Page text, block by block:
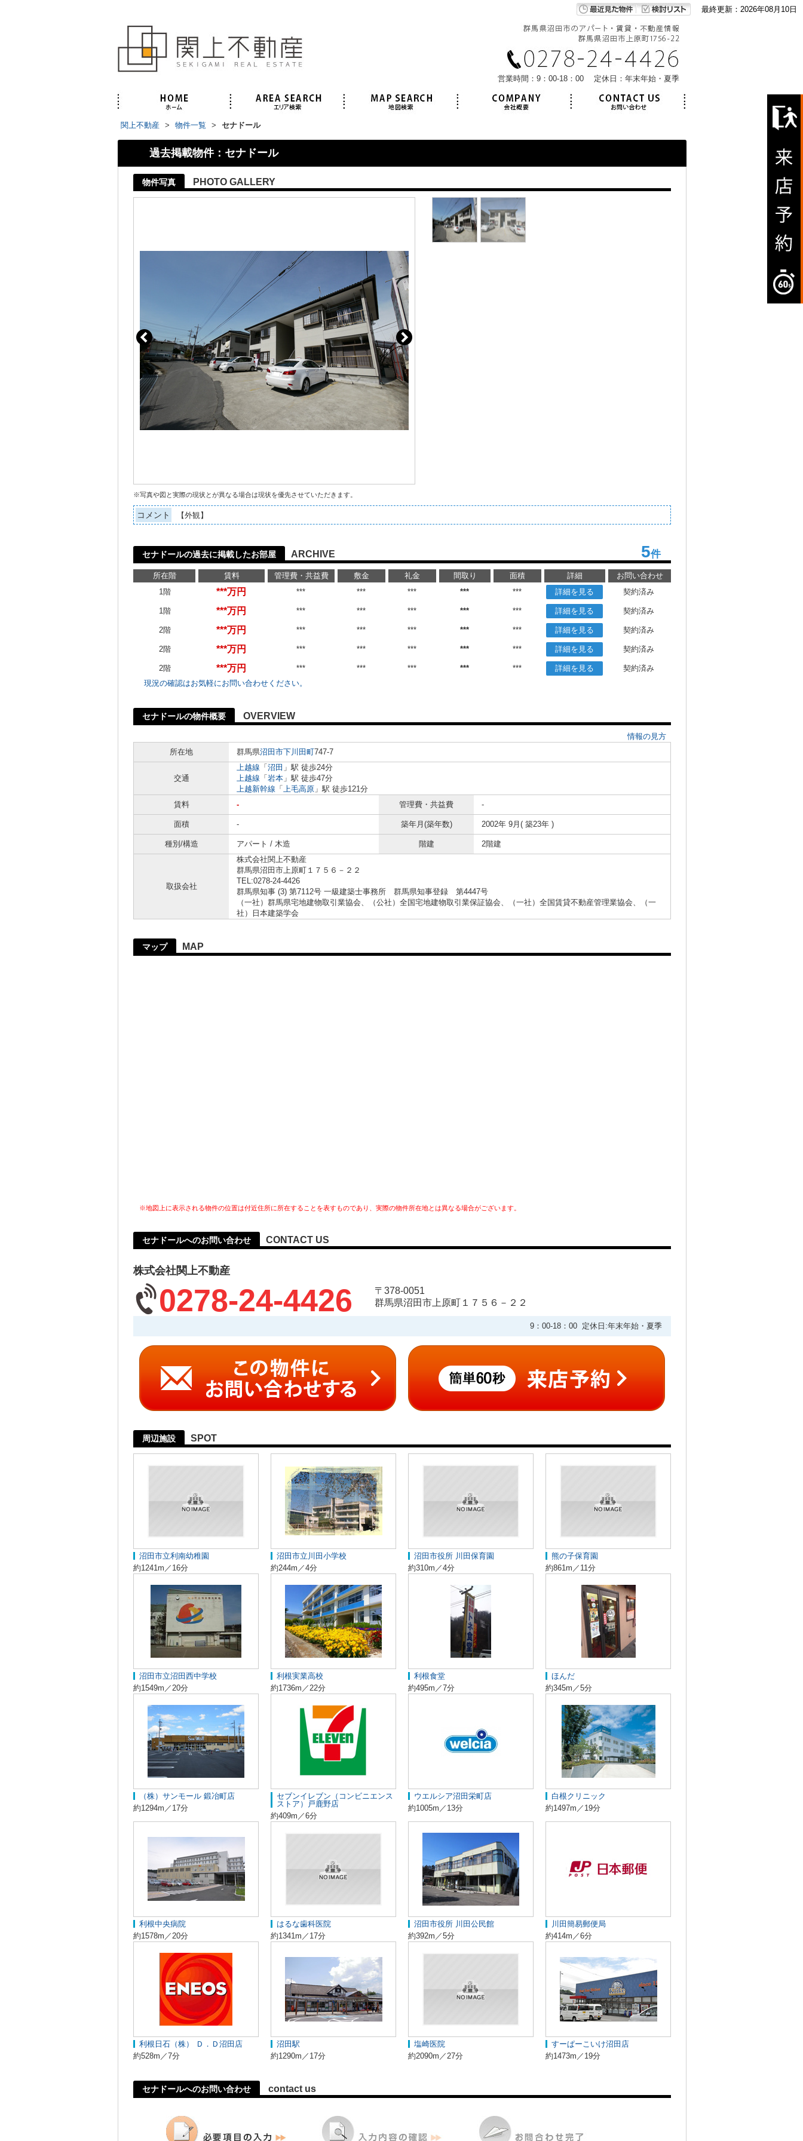
最終更新：2026年08月10日
営業時間：9：00-18：00 定休日：年末年始・夏季
関上不動産 > 物件一覧 > セナドール
過去掲載物件：セナドール
物件写真 PHOTO GALLERY
※写真や図と実際の現状とが異なる場合は現状を優先させていただきます。
コメント 【外観】
セナドールの過去に掲載したお部屋 ARCHIVE 5件
所在階 賃料 管理費・共益費 敷金 礼金 間取り 面積 詳細
お問い合わせ
1階
***万円 *** *** *** *** *** 詳細を見る 契約済み
1階 ***万円 *** *** *** *** *** 詳細を見る 契約済み
2階 ***万円 *** *** *** *** *** 詳細を見る 契約済み
2階 ***万円 *** *** *** *** *** 詳細を見る 契約済み
2階 ***万円 *** *** *** *** *** 詳細を見る
契約済み
現況の確認はお気軽にお問い合わせください。
セナドールの物件概要 OVERVIEW
情報の見方
所在地
群馬県沼田市下川田町747-7
交通
上越線 「 沼田 」駅 徒歩24分
上越線 「 岩本 」駅 徒歩47分
上越新幹線 「 上毛高原 」駅 徒歩121分
賃料
- 管理費・共益費 -
面積 - 築年月(築年数) 2002年 9月( 築23年 )
種別/構造 アパート / 木造 階建 2階建
取扱会社
株式会社関上不動産
群馬県沼田市上原町１７５６－２２
TEL:0278-24-4426
群馬県知事 (3) 第7112号 一級建築士事務所 群馬県知事登録 第4447号
（一社）群馬県宅地建物取引業協会、（公社）全国宅地建物取引業保証協会、（一社）全国賃貸不動産管理業協会、（一
社）日本建築学会
マップ MAP
※地図上に表示される物件の位置は付近住所に所在することを表すものであり、実際の物件所在地とは異なる場合がございます。
セナドールへのお問い合わせ CONTACT US
株式会社関上不動産
0278-24-4426
〒378-0051
群馬県沼田市上原町１７５６－２２
9：00-18：00 定休日:年末年始・夏季
周辺施設 SPOT
沼田市立利南幼稚園
約1241m／16分
沼田市立川田小学校
約244m／4分
沼田市役所 川田保育園
約310m／4分
熊の子保育園
約861m／11分
沼田市立沼田西中学校
約1549m／20分
利根実業高校
約1736m／22分
利根食堂
約495m／7分
ほんだ
約345m／5分
（株）サンモール 鍛冶町店
約1294m／17分
セブンイレブン（コンビニエンス
ストア）戸鹿野店
約409m／6分
ウエルシア沼田栄町店
約1005m／13分
白根クリニック
約1497m／19分
利根中央病院
約1578m／20分
はるな歯科医院
約1341m／17分
沼田市役所 川田公民館
約392m／5分
川田簡易郵便局
約414m／6分
利根日石（株） Ｄ．Ｄ沼田店
約528m／7分
沼田駅
約1290m／17分
塩崎医院
約2090m／27分
すーぱーこいけ沼田店
約1473m／19分
セナドールへのお問い合わせ contact us